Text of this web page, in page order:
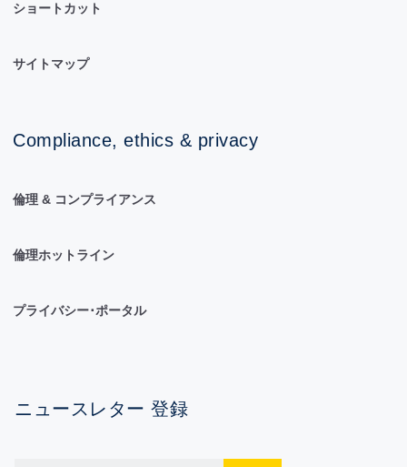
ショートカット
サイトマップ
Compliance, ethics & privacy
倫理 & コンプライアンス
倫理ホットライン
プライバシー･ポータル
ニュースレター 登録